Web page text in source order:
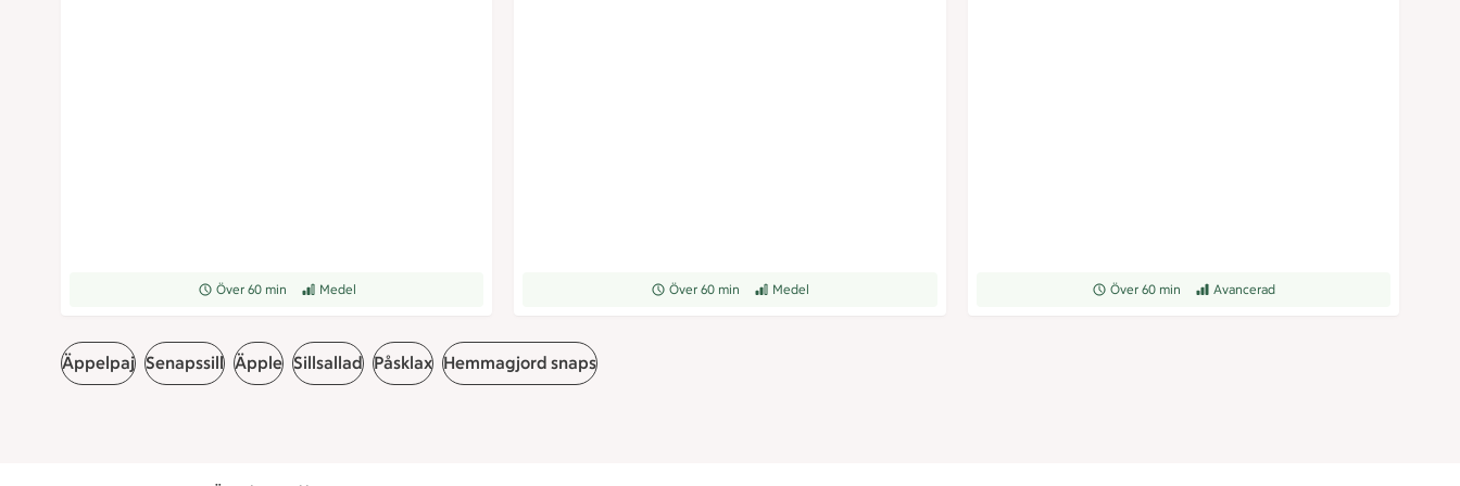
Receptet tar Över 60 min att tillaga
Över 60 min Receptet har Medel svårighetsgrad
Medel Receptet tar Över 60 min att tillaga
Över 60 min Receptet har Medel svårighetsgrad
Medel Receptet tar Över 60 min att tillaga
Över 60 min Receptet har Avancerad svårighetsgrad
Avancerad
Äppelpaj Senapssill Äpple Sillsallad Påsklax Hemmagjord snaps